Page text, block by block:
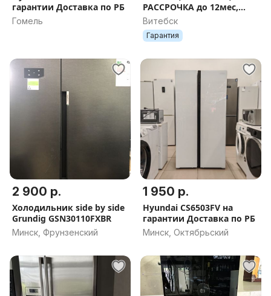
гарантии Доставка по РБ
Гомель
РАССРОЧКА до 12мес,
САМОВЫНОС,
САМОВЫВОЗ, АКЦИЯ
Витебск
Гарантия
2 900 р.
Холодильник side by side
Grundig GSN30110FXBR
Минск, Фрунзенский
1 950 р.
Hyundai CS6503FV на
гарантии Доставка по РБ
Минск, Октябрьский